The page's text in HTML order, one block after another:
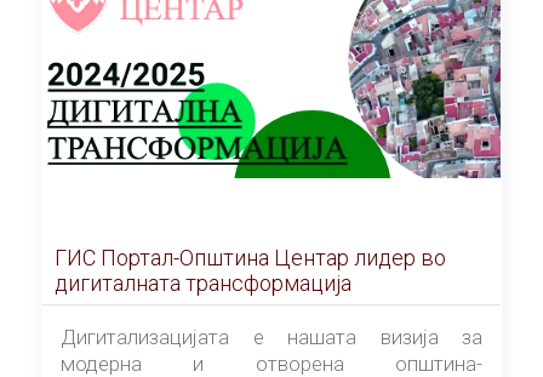
ГИС Портал-Општина Центар лидер во
дигиталната трансформација
Дигитализацијата е нашата визија за
модерна и отворена општина-